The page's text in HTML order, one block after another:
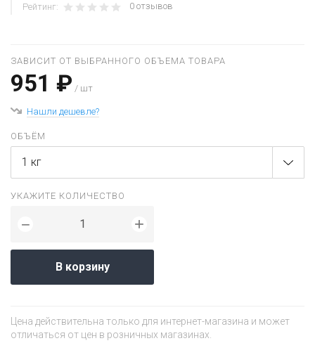
Рейтинг: 0 отзывов
ЗАВИСИТ ОТ ВЫБРАННОГО ОБЪЕМА ТОВАРА
951 ₽ / шт
Нашли дешевле?
ОБЪЁМ
1 кг
УКАЖИТЕ КОЛИЧЕСТВО
− +
В корзину
Цена действительна только для интернет-магазина и может
отличаться от цен в розничных магазинах.